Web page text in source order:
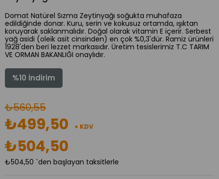
Domat Natürel Sızma Zeytinyağı soğukta muhafaza
edildiğinde donar. Kuru, serin ve kokusuz ortamda, ışıktan
koruyarak saklanmalıdır. Doğal olarak vitamin E içerir. Serbest
yağ asidi (oleik asit cinsinden) en çok %0,3'dür. Ramiz ürünleri
1928'den beri lezzet markasıdır. Üretim tesislerimiz T.C TARIM
VE ORMAN BAKANLIĞI onaylıdır.
%10 İndirim
₺560,55
₺499,50 + KDV
₺504,50
₺504,50 `den başlayan taksitlerle